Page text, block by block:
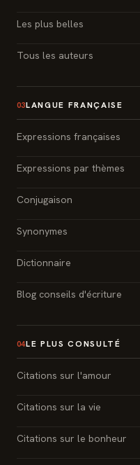
Les plus belles
Tous les auteurs
03LANGUE FRANÇAISE
Expressions françaises
Expressions par thèmes
Conjugaison
Synonymes
Dictionnaire
Blog conseils d'écriture
04LE PLUS CONSULTÉ
Citations sur l'amour
Citations sur la vie
Citations sur le bonheur